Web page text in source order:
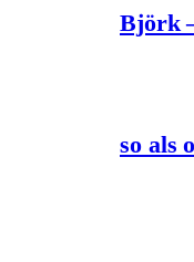
Björk
so als